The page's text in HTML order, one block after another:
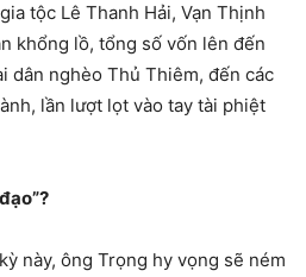
tộc Lê Thanh Hải, Vạn Thịnh
khổng lồ, tổng số vốn lên đến
dân nghèo Thủ Thiêm, đến các
lần lượt lọt vào tay tài phiệt
này, ông Trọng hy vọng sẽ ném